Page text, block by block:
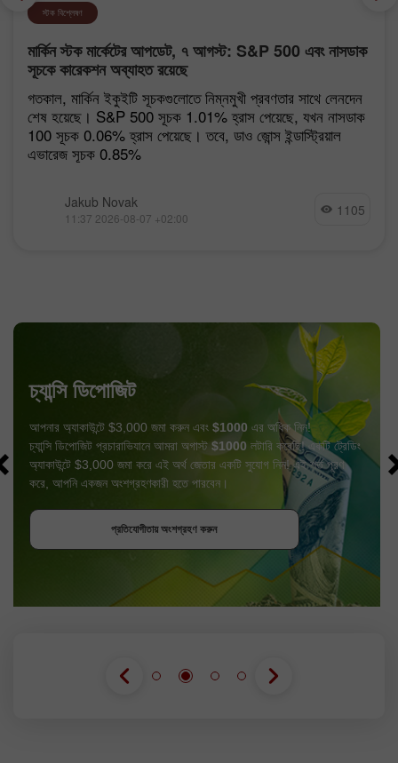
স্টক বিশ্লেষণ
মার্কিন স্টক মার্কেটের আপডেট, ৭ আগস্ট: S&P 500 এবং নাসডাক
সূচকে কারেকশন অব্যাহত রয়েছে
গতকাল, মার্কিন ইকুইটি সূচকগুলোতে নিম্নমুখী প্রবণতার সাথে লেনদেন
শেষ হয়েছে। S&P 500 সূচক 1.01% হ্রাস পেয়েছে, যখন নাসডাক
100 সূচক 0.06% হ্রাস পেয়েছে। তবে, ডাও জোন্স ইন্ডাস্ট্রিয়াল
এভারেজ সূচক 0.85%
Jakub Novak
11:37 2026-08-07 +02:00 1105
প্রতিযোগীতায় অংশগ্রহণ করুন
চ্যান্সি ডিপোজিট
আপনার অ্যাকাউন্টে $3,000 জমা করুন এবং $1000 এর অধিক নিন!
চ্যান্সি ডিপোজিট প্রচারাভিযানে আমরা অগাস্ট $1000 লটারি করেছি! একটি ট্রেডিং
অ্যাকাউন্টে $3,000 জমা করে এই অর্থ জেতার একটি সুযোগ নিন! এই শর্ত পূরণ
করে, আপনি একজন অংশগ্রহণকারী হতে পারবেন।
প্রতিযোগীতায় অংশগ্রহণ করুন
প্রতিযোগীতায় অংশগ্রহণ করুন